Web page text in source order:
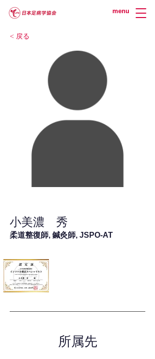
menu
< 戻る
小美濃 秀
柔道整復師, 鍼灸師, JSPO-AT
所属先